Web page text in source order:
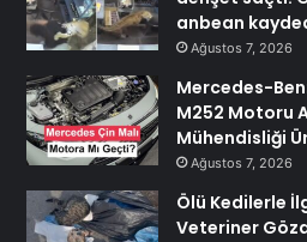
anbean
Ağustos 7, 2026
Mercedes-
M252 Motoru
Mühendisliği
Ağustos 7, 2026
Ölü Kedilerle
Veteriner